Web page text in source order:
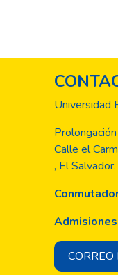
Universidad
Calle el
, El Salvador.